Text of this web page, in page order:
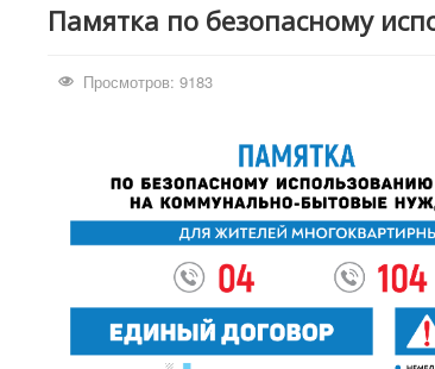
Памятка по безопасному
Просмотров: 9183